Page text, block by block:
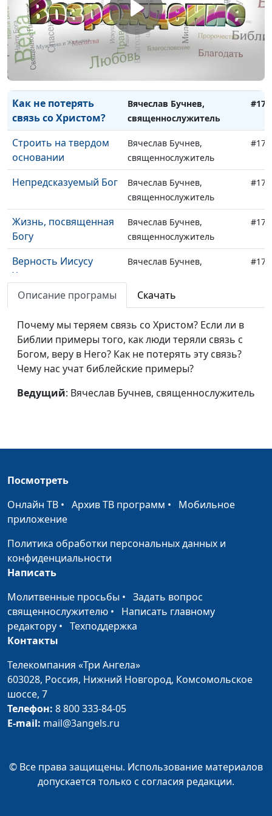
Золотое правило
христианина
Максим Каминский,
священнослужитель
#180
Как научиться
признавать ошибки?
Вячеслав Бучнев,
священнослужитель
Как не потерять
связь со Христом?
Вячеслав Бучнев,
священнослужитель
#178
Строить на твердом
основании
Вячеслав Бучнев,
священнослужитель
#177
Непредсказуемый Бог
Вячеслав Бучнев,
священнослужитель
#176
Жизнь, посвященная
Богу
Вячеслав Бучнев,
священнослужитель
#175
Верность Иисусу
Христу
Вячеслав Бучнев,
#174
Три креста
Вячеслав Бучнев,
Любовь к Иисусу
Христу
Вячеслав Бучнев,
священнослужитель
Книга Руфь - история
верности
священнослужитель
Спасение и
оправдание
Максим Каминский,
священнослужитель
Жертва как путь к
Богу
священнослужитель
Книга Руфь - история
избрания
священнослужитель
Господь - Пастырь
мой
Максим Каминский,
священнослужитель
Христом - трудно ли
это?
священнослужитель
Церковь Божья в
книге Откровение
священнослужитель
Божий суд
Максим Каминский,
Описание програмы Скачать
Почему мы теряем связь со Христом? Если ли в
Библии примеры того, как люди теряли связь с
Богом, веру в Него? Как не потерять эту связь?
Чему нас учат библейские примеры?
Ведущий: Вячеслав Бучнев, священнослужитель
Посмотреть
Онлайн ТВ • Архив ТВ программ • Мобильное
приложение
Политика обработки персональных данных и
конфиденциальности
Написать
Молитвенные просьбы • Задать вопрос
священнослужителю • Написать главному
редактору • Техподдержка
Контакты
Телекомпания «Три Ангела»
603028, Россия, Нижний Новгород, Комсомольское
шоссе, 7
Телефон: 8 800 333-84-05
E-mail: mail@3angels.ru
© Все права защищены. Использование материалов
допускается только с согласия редакции.